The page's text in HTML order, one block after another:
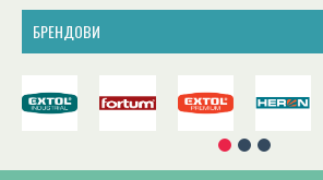
БРЕНДОВИ